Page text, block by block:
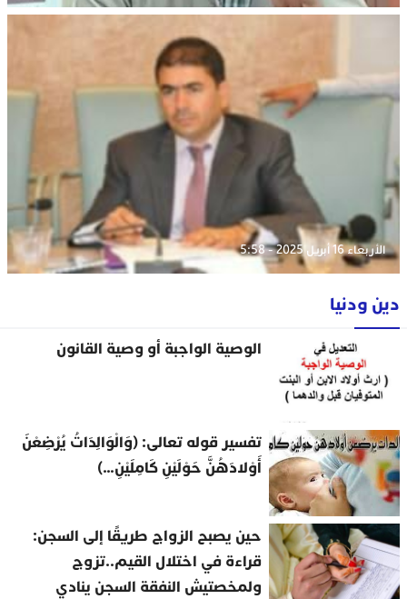
الأربعاء 16 أبريل 2025 - 5:58
دين ودنيا
الوصية الواجبة أو وصية القانون
تفسير قوله تعالى: (وَالْوَالِدَاتُ يُرْضِعْنَ
أَوْلادَهُنَّ حَوْلَيْنِ كَامِلَيْنِ…)
حين يصبح الزواج طريقًا إلى السجن:
قراءة في اختلال القيم..تزوج
ولمخصتيش النفقة السجن ينادي